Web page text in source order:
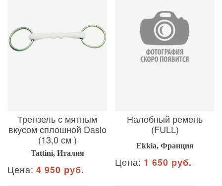
Трензель с мятным
вкусом сплошной Daslo
(13,0 см )
Tattini, Италия
Цена: 4 950 руб.
Налобный ремень
(FULL)
Ekkia, Франция
Цена: 1 650 руб.